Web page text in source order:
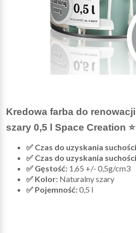
Kredowa farba do
szary 0,5 l Space Creation
✅ Czas do uzyskania
✅ Czas do uzyskania
✅ Gęstość: 1,65 +/- 0,5g/cm3
✅ Kolor: Naturalny szary
✅ Pojemność:0,5 l